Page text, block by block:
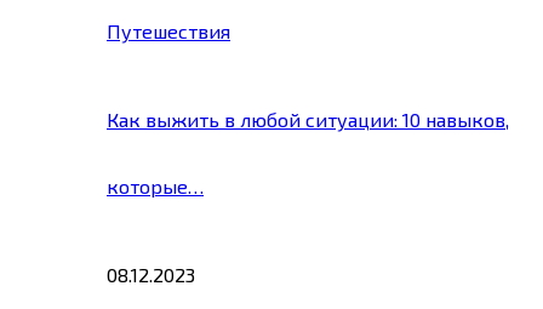
Путешествия
Как выжить в любой ситуации: 10 навыков,
которые…
08.12.2023